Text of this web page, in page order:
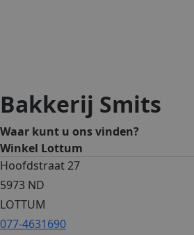
Bakkerij Smits
Waar kunt u ons vinden?
Winkel Lottum
Hoofdstraat 27
5973 ND
LOTTUM
077-4631690